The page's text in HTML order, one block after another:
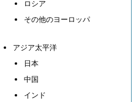
ロシア
その他のヨーロッパ
アジア太平洋
日本
中国
インド